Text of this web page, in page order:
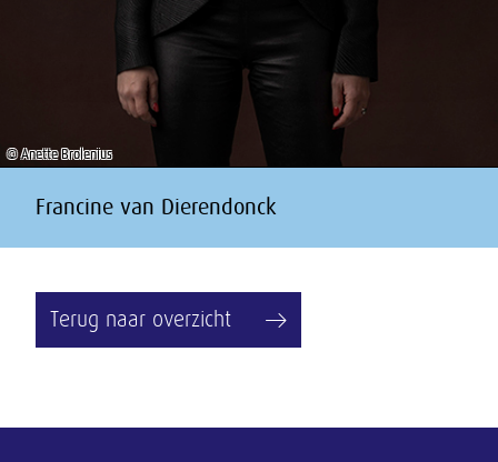
© Anette Brolenius
Francine van Dierendonck
Terug naar overzicht